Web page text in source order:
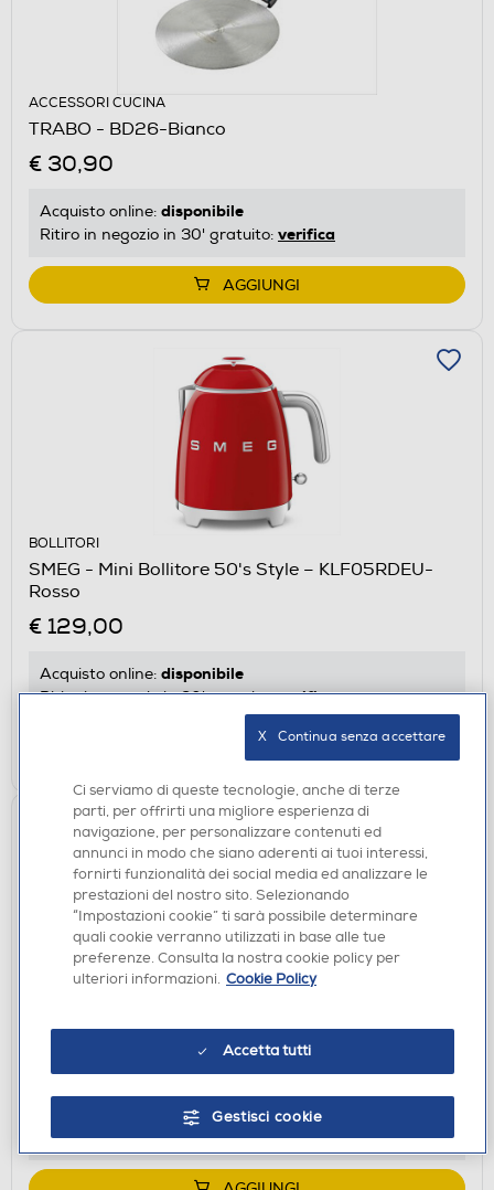
ACCESSORI CUCINA
TRABO - BD26-Bianco
€ 30,90
Acquisto online: disponibile
Ritiro in negozio in 30' gratuito: verifica
AGGIUNGI
BOLLITORI
SMEG - Mini Bollitore 50's Style – KLF05RDEU-
Rosso
€ 129,00
Acquisto online: disponibile
Ritiro in negozio in 30' gratuito:verifica
MACOM - 952-silver e nero
€ 39,90
disponibile
Ritiro in negozio in 30' gratuito:verifica
Ci serviamo di queste tecnologie, anche di terze
parti, per offrirti una migliore esperienza di
navigazione, per personalizzare contenuti ed
annunci in modo che siano aderenti ai tuoi interessi,
fornirti funzionalità dei social media ed analizzare le
prestazioni del nostro sito. Selezionando
“Impostazioni cookie” ti sarà possibile determinare
quali cookie verranno utilizzati in base alle tue
preferenze. Consulta la nostra cookie policy per
ulteriori informazioni. Cookie Policy
Accetta tutti
Gestisci cookie
X   Continua senza accettare